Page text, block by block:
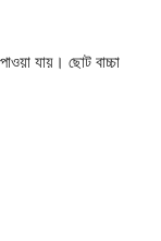
যায়। ছোট বাচ্চা